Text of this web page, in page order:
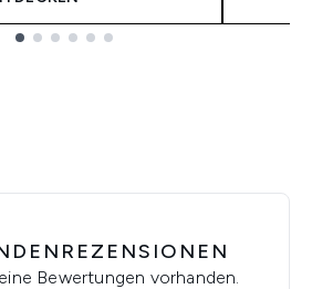
Bewertungen vorhanden.